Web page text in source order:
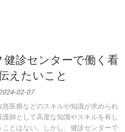
健診センターで働く看
えたいこと
02-07
医療などのスキルや知識が求められ
師として高度な知識やスキルを有し
とはない。しかし、健診センターで